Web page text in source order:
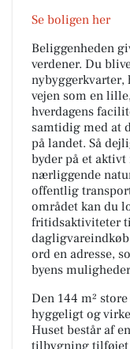
Se boligen her
Beliggenheden
verdener. Du
nybyggerkvarter,
vejen som en
hverdagens
samtidig med at
på landet. Så
byder på et
nærliggende
offentlig
området kan du
fritidsaktiviteter
ord en adresse,
byens
Den 144 m²
hyggeligt og
Huset består af
tilbygning tilføjet